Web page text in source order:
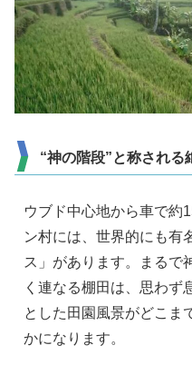
“神の階段”と称される
ウブド中心地から車で約
ン村には、世界的にも有
ス」があります。まるで
く連なる棚田は、思わず
とした田園風景がどこま
かになります。